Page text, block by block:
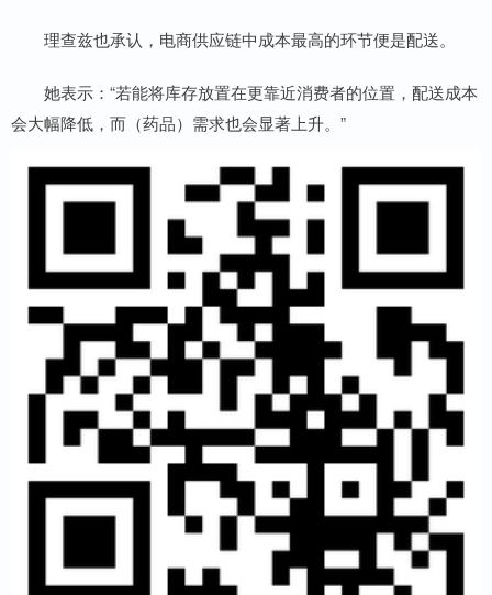
理查兹也承认，电商供应链中成本最高的环节便是配送。
她表示：“若能将库存放置在更靠近消费者的位置，配送成本
会大幅降低，而（药品）需求也会显著上升。”